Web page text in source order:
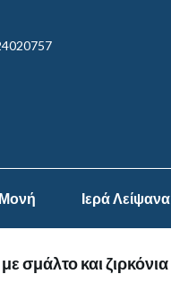
Μονή Ιερά Λείψανα
σμάλτο και ζιρκόνια